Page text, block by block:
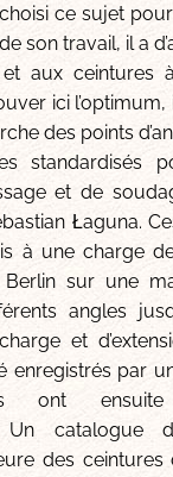
ce sujet
son travail, il a
aux ceintures
ici
des points
standardisés
et de
Łaguna.
à une charge
sur une
angles
et
enregistrés par
ont
Un catalogue
des